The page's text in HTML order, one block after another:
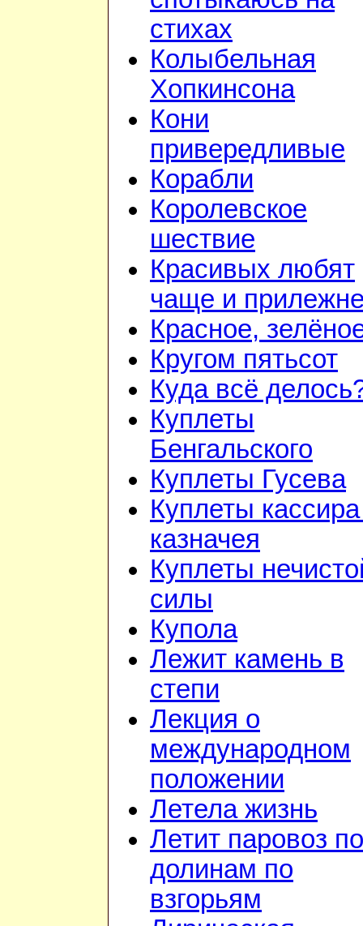
стихах
Колыбельная
Хопкинсона
Кони
привередливые
Корабли
Королевское
шествие
Красивых любят
чаще и
Красное,
Кругом пятьсот
Куда всё
Куплеты
Бенгальского
Куплеты Гусева
Куплеты
казначея
Куплеты
силы
Купола
Лежит камень в
степи
Лекция о
международном
положении
Летела жизнь
Летит паровоз по
долинам по
взгорьям